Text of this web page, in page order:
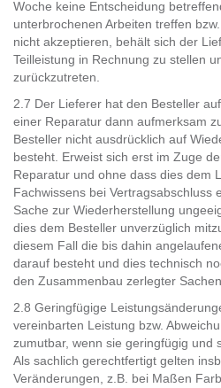
Woche keine Entscheidung
unterbrochenen Arbeiten treffen
nicht akzeptieren, behält sich der
Teilleistung in Rechnung zu stellen
zurückzutreten.
2.7 Der Lieferer hat den Besteller
einer Reparatur dann aufmerksam
Besteller nicht ausdrücklich auf
besteht. Erweist sich erst im Zuge
Reparatur und ohne dass dies dem
Fachwissens bei Vertragsabschluss
Sache zur Wiederherstellung
dies dem Besteller unverzüglich
diesem Fall die bis dahin
darauf besteht und dies technisch
den Zusammenbau zerlegter
2.8 Geringfügige
vereinbarten Leistung bzw.
zumutbar, wenn sie geringfügig und
Als sachlich gerechtfertigt gelten
Veränderungen, z.B. bei Maßen